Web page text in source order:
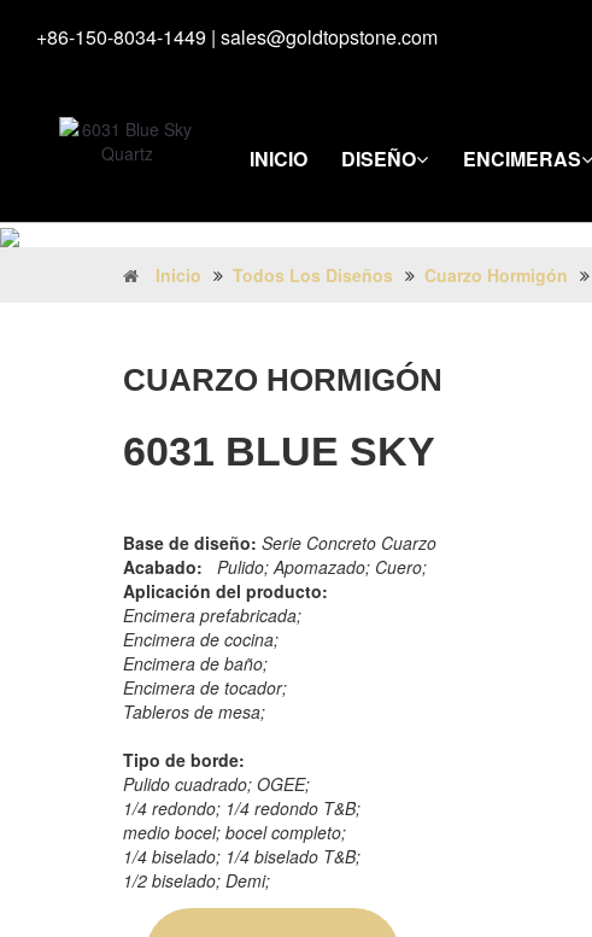
+86-150-8034-1449 | sales@goldtopstone.com
INICIO DISEÑO ENCIMERAS
Inicio Todos Los Diseños Cuarzo Hormigón
CUARZO HORMIGÓN
6031 BLUE SKY
Base de diseño: Serie Concreto Cuarzo
Acabado:
Pulido; Apomazado; Cuero;
Aplicación del producto:
Encimera prefabricada;
Encimera de cocina;
Encimera de baño;
Encimera de tocador;
Tableros de mesa;
Tipo de borde:
Pulido cuadrado; OGEE;
1/4 redondo; 1/4 redondo T&B;
medio bocel; bocel completo;
1/4 biselado; 1/4 biselado T&B;
1/2 biselado; Demi;